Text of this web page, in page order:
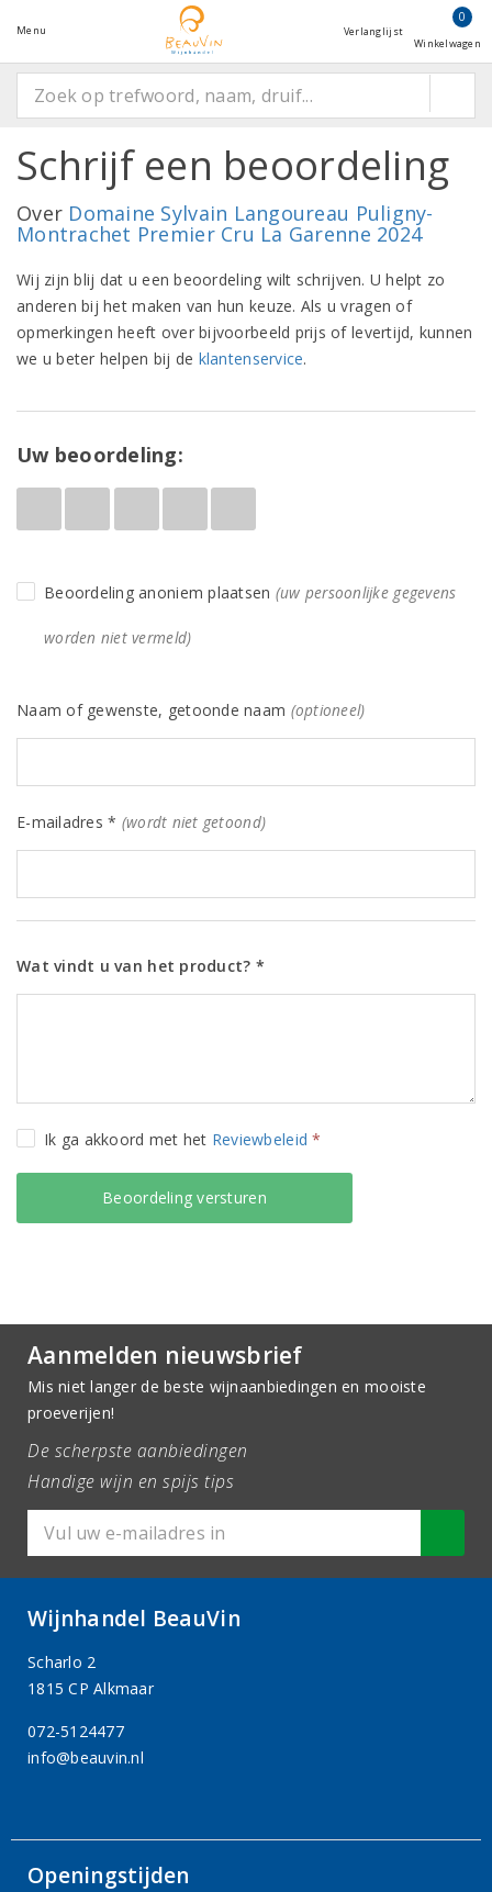
Menu Verlanglijst
0
Winkelwagen
Schrijf een beoordeling
Over Domaine Sylvain Langoureau Puligny-
Montrachet Premier Cru La Garenne 2024
Wij zijn blij dat u een beoordeling wilt schrijven. U helpt zo
anderen bij het maken van hun keuze. Als u vragen of
opmerkingen heeft over bijvoorbeeld prijs of levertijd, kunnen
we u beter helpen bij de klantenservice.
Uw beoordeling:
Beoordeling anoniem plaatsen (uw persoonlijke gegevens
worden niet vermeld)
Naam of gewenste, getoonde naam (optioneel)
E-mailadres * (wordt niet getoond)
Wat vindt u van het product? *
Ik ga akkoord met het Reviewbeleid *
Aanmelden nieuwsbrief
Mis niet langer de beste wijnaanbiedingen en mooiste
proeverijen!
De scherpste aanbiedingen
Handige wijn en spijs tips
Wijnhandel BeauVin
Scharlo 2
1815 CP Alkmaar
072-5124477
info@beauvin.nl
Openingstijden